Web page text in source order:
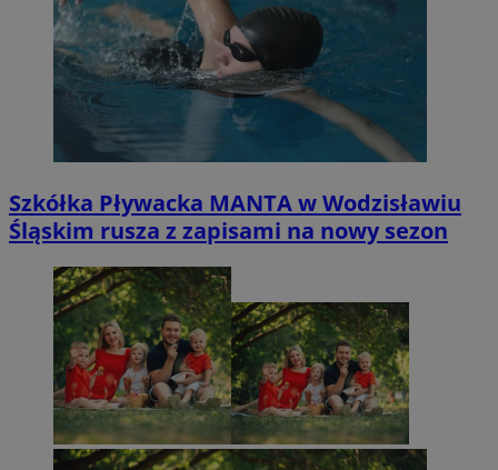
Szkółka Pływacka MANTA w Wodzisławiu
Śląskim rusza z zapisami na nowy sezon